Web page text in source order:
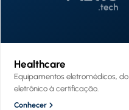
Healthcare
Equipamentos eletromédicos,
eletrônico à certificação.
Conhecer